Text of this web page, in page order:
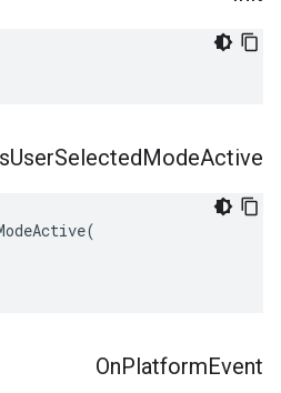
UserSelectedModeActive
OnPlatformEvent